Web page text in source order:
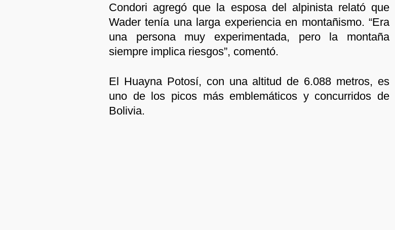
Condori agregó que la esposa del alpinista relató que
Wader tenía una larga experiencia en montañismo. “Era
una persona muy experimentada, pero la montaña
siempre implica riesgos”, comentó.
El Huayna Potosí, con una altitud de 6.088 metros, es
uno de los picos más emblemáticos y concurridos de
Bolivia.